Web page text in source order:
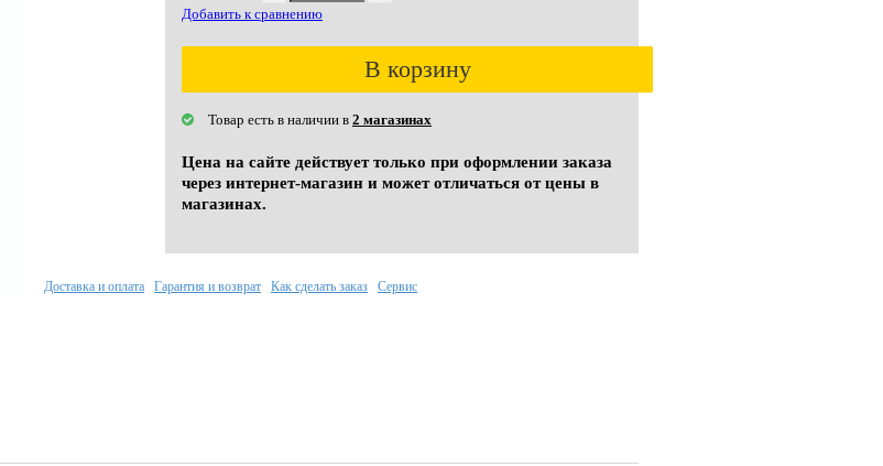
Добавить к сравнению
В корзину
Товар есть в наличии в 2 магазинах
Цена на сайте действует только при оформлении заказа
через интернет-магазин и может отличаться от цены в
магазинах.
Доставка и оплата Гарантия и возврат Как сделать заказ Сервис